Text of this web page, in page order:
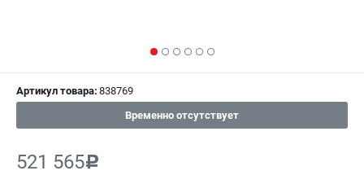
МАГАЗИНЫ
Артикул товара: 838769
Временно отсутствует
521 565c